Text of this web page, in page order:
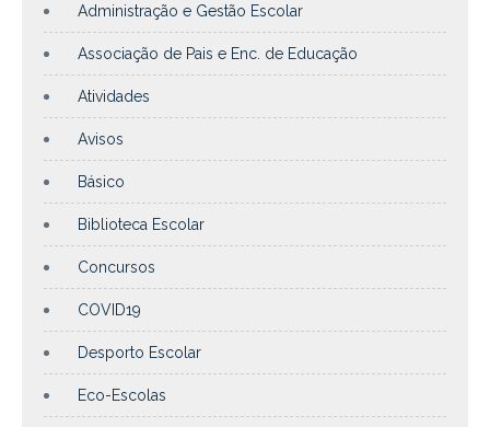
Administração e Gestão Escolar
Associação de Pais e Enc. de Educação
Atividades
Avisos
Básico
Biblioteca Escolar
Concursos
COVID19
Desporto Escolar
Eco-Escolas